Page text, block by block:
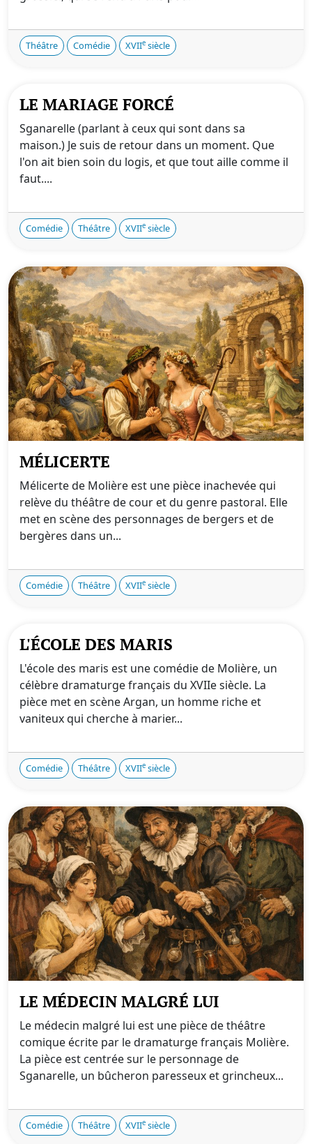
Théâtre Comédie XVIIe siècle
LE MARIAGE FORCÉ
Sganarelle (parlant à ceux qui sont dans sa
maison.) Je suis de retour dans un moment. Que
l'on ait bien soin du logis, et que tout aille comme il
faut....
Comédie Théâtre XVIIe siècle
MÉLICERTE
Mélicerte de Molière est une pièce inachevée qui
relève du théâtre de cour et du genre pastoral. Elle
met en scène des personnages de bergers et de
bergères dans un...
Comédie Théâtre XVIIe siècle
L'ÉCOLE DES MARIS
L'école des maris est une comédie de Molière, un
célèbre dramaturge français du XVIIe siècle. La
pièce met en scène Argan, un homme riche et
vaniteux qui cherche à marier...
Comédie Théâtre XVIIe siècle
LE MÉDECIN MALGRÉ LUI
Le médecin malgré lui est une pièce de théâtre
comique écrite par le dramaturge français Molière.
La pièce est centrée sur le personnage de
Sganarelle, un bûcheron paresseux et grincheux...
Comédie Théâtre XVIIe siècle